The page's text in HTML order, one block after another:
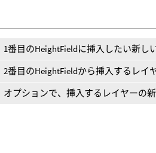
1番目のHeightFieldに挿入したい新し
2番目のHeightFieldから挿入するレイ
オプションで、挿入するレイヤーの新